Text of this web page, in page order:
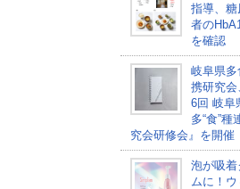
指導、糖
者の
を確認
岐阜県多
携研究会
6回 岐阜
多“食”種
究会研修会』を開催
泡が吸着
ムに！ウ